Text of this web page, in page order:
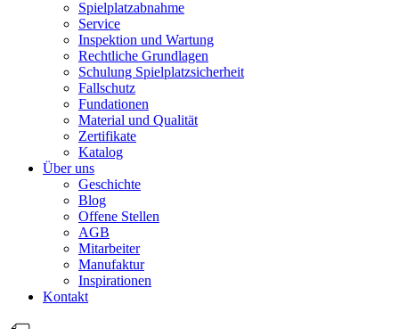
Spielplatzabnahme
Service
Inspektion und Wartung
Rechtliche Grundlagen
Schulung Spielplatzsicherheit
Fallschutz
Fundationen
Material und Qualität
Zertifikate
Katalog
Über uns
Geschichte
Blog
Offene Stellen
AGB
Mitarbeiter
Manufaktur
Inspirationen
Kontakt